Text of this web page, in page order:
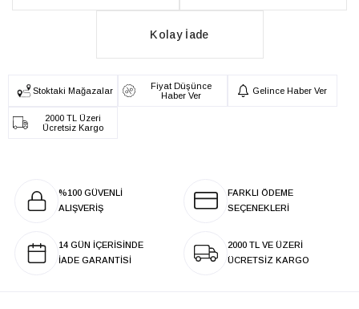
Kolay İade
Stoktaki Mağazalar
Fiyat Düşünce
Haber Ver
Gelince Haber Ver
2000 TL Üzeri
Ücretsiz Kargo
%100 GÜVENLİ
ALIŞVERİŞ
FARKLI ÖDEME
SEÇENEKLERİ
14 GÜN İÇERİSİNDE
İADE GARANTİSİ
2000 TL VE ÜZERİ
ÜCRETSİZ KARGO